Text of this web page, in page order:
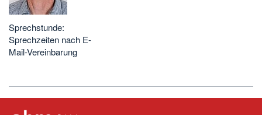
Sprechstunde:
Sprechzeiten nach E-
Mail-Vereinbarung